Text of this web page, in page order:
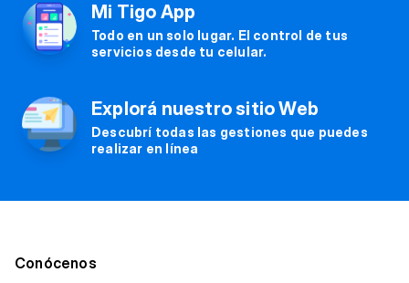
Mi Tigo App
Todo en un solo lugar. El control de tus
servicios desde tu celular.
Explorá nuestro sitio Web
Descubrí todas las gestiones que puedes
realizar en línea
Conócenos